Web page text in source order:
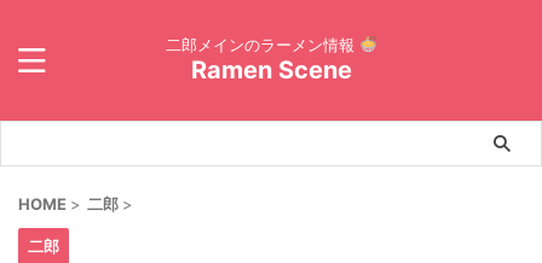
二郎メインのラーメン情報
Ramen Scene
HOME > 二郎 >
二郎